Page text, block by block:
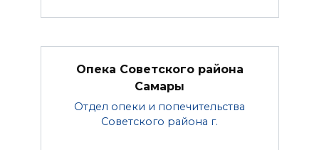
Опека Советского района
Самары
Отдел опеки и попечительства
Советского района г.